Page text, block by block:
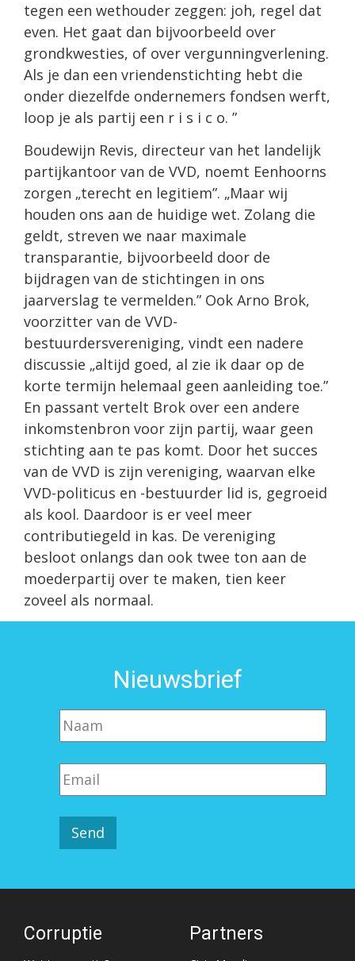
tegen een wethouder zeggen: joh, regel dat
even. Het gaat dan bijvoorbeeld over
grondkwesties, of over vergunningverlening.
Als je dan een vriendenstichting hebt die
onder diezelfde ondernemers fondsen werft,
loop je als partij een r i s i c o. ”
Boudewijn Revis, directeur van het landelijk
partijkantoor van de VVD, noemt Eenhoorns
zorgen „terecht en legitiem”. „Maar wij
houden ons aan de huidige wet. Zolang die
geldt, streven we naar maximale
transparantie, bijvoorbeeld door de
bijdragen van de stichtingen in ons
jaarverslag te vermelden.” Ook Arno Brok,
voorzitter van de VVD-
bestuurdersvereniging, vindt een nadere
discussie „altijd goed, al zie ik daar op de
korte termijn helemaal geen aanleiding toe.”
En passant vertelt Brok over een andere
inkomstenbron voor zijn partij, waar geen
stichting aan te pas komt. Door het succes
van de VVD is zijn vereniging, waarvan elke
VVD-politicus en -bestuurder lid is, gegroeid
als kool. Daardoor is er veel meer
contributiegeld in kas. De vereniging
besloot onlangs dan ook twee ton aan de
moederpartij over te maken, tien keer
zoveel als normaal.
Nieuwsbrief
Corruptie Partners